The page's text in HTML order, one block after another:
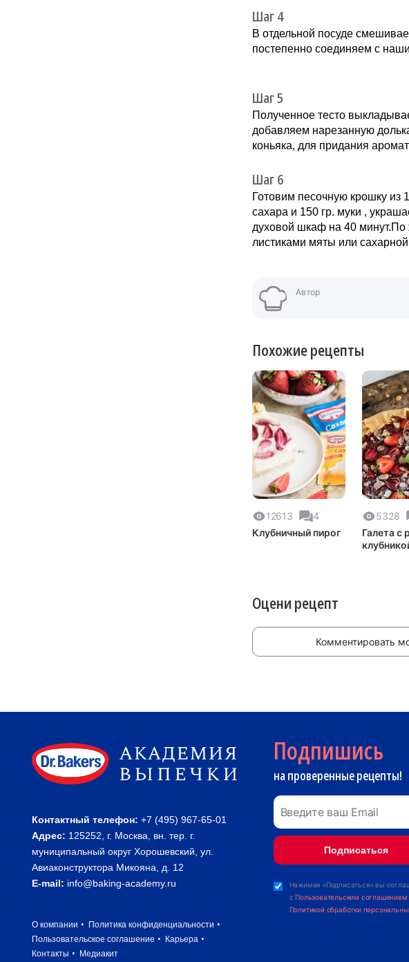
Шаг 4
В отдельной посуде
постепенно соединяем с
Шаг 5
Полученное тесто
добавляем нарезанную
коньяка, для придания
Шаг 6
Готовим песочную крошку из
сахара и 150 гр. муки ,
духовой шкаф на 40
листиками мяты или
Автор
Похожие рецепты
12613
4
Клубничный пирог
5328
Галета с
Оцени рецепт
Комментировать
Контактный телефон: +7 (495) 967-65-01
Адрес: 125252, г. Москва, вн. тер. г.
муниципальный округ Хорошевский, ул.
Авиаконструктора Микояна, д. 12
E-mail: info@baking-academy.ru
О компании
Политика конфиденциальности
Пользовательское соглашение
Карьера
Контакты
Медиакит
Подпишись
на проверенные рецепты!
Нажимая «Подписаться» вы
сПользовательским соглашением
Политикой обработки